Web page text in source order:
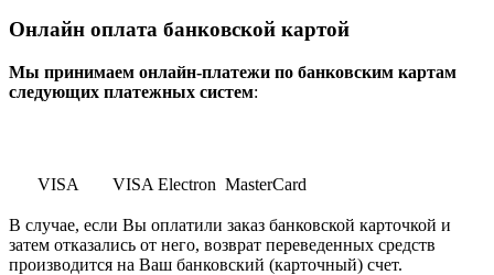
Онлайн оплата банковской картой
Мы принимаем онлайн-платежи по банковским картам
cледующих платежных систем:
VISA VISA Electron MasterCard
В случае, если Вы оплатили заказ банковской карточкой и
затем отказались от него, возврат переведенных средств
производится на Ваш банковский (карточный) счет.